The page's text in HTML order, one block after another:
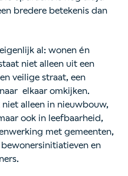
bredere betekenis dan
al: wonen én
niet alleen uit een
veilige straat, een
elkaar omkijken.
alleen in nieuwbouw,
ook in leefbaarheid,
met gemeenten,
en